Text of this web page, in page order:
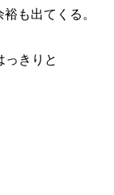
も出てくる。
っきりと